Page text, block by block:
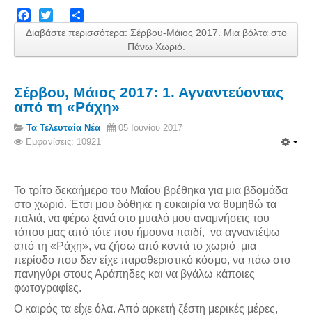
Facebook
TwitterShare
Διαβάστε περισσότερα: Σέρβου-Μάιος 2017. Μια βόλτα στο
Πάνω Χωριό.
Σέρβου, Μάιος 2017: 1. Αγναντεύοντας
από τη «Ράχη»
Τα Τελευταία Νέα
05 Ιουνίου 2017
Εμφανίσεις: 10921
Το τρίτο δεκαήμερο του Μαΐου βρέθηκα για μια βδομάδα
στο χωριό. Έτσι μου δόθηκε η ευκαιρία να θυμηθώ τα
παλιά, να φέρω ξανά στο μυαλό μου αναμνήσεις του
τόπου μας από τότε που ήμουνα παιδί, να αγναντέψω
από τη «Ράχη», να ζήσω από κοντά το χωριό μια
περίοδο που δεν είχε παραθεριστικό κόσμο, να πάω στο
πανηγύρι στους Αράπηδες και να βγάλω κάποιες
φωτογραφίες.
Ο καιρός τα είχε όλα. Από αρκετή ζέστη μερικές μέρες,